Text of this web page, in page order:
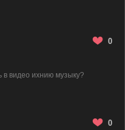
0
в видео ихнию музыку?
0